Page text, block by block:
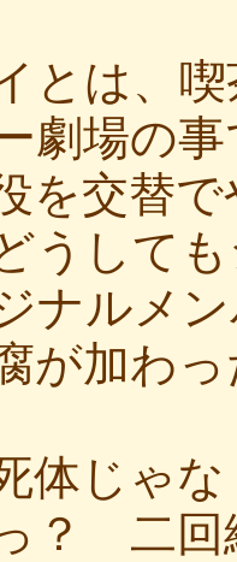
とは、
劇場の
を交替
うして
ナルメ
が加わっ
死体じゃ
っ？ 二